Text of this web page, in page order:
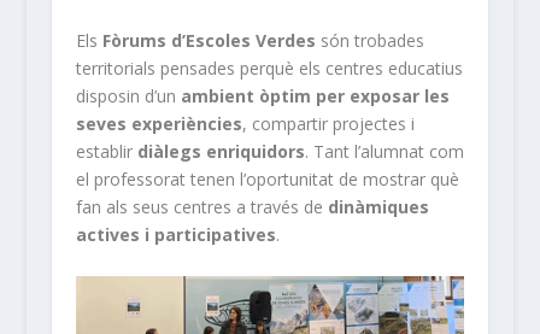
Els Fòrums d’Escoles Verdes són trobades
territorials pensades perquè els centres educatius
disposin d’un ambient òptim per exposar les
seves experiències, compartir projectes i
establir diàlegs enriquidors. Tant l’alumnat com
el professorat tenen l’oportunitat de mostrar què
fan als seus centres a través de dinàmiques
actives i participatives.